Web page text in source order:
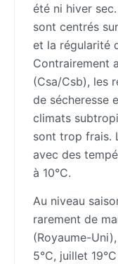
été ni hiver
sont centrés
et la régularité
Contrairement
(Csa/Csb), les
de sécheresse
climats
sont trop frais.
avec des
à 10°C.
Au niveau
rarement de
(Royaume-
5°C, juillet